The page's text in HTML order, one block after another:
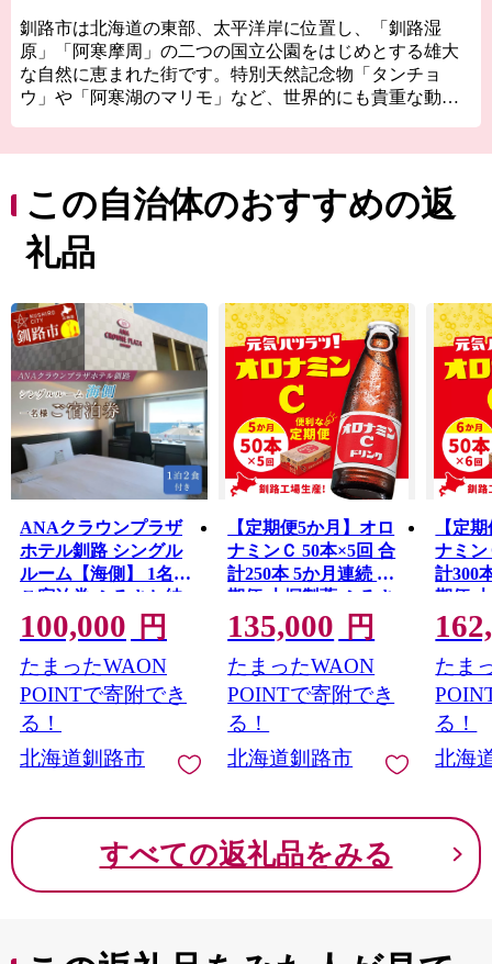
釧路市は北海道の東部、太平洋岸に位置し、「釧路湿
原」「阿寒摩周」の二つの国立公園をはじめとする雄大
な自然に恵まれた街です。特別天然記念物「タンチョ
ウ」や「阿寒湖のマリモ」など、世界的にも貴重な動植
いものが豊富なことも釧路の大きな魅力です！ 夏でも最
高気温が20℃前後と涼しく快適な釧路市は移住や長期滞
在にも適しています。
この自治体のおすすめの返
礼品
ANAクラウンプラザ
ホテル釧路 シングル
ルーム【海側】 1名様
ご宿泊券 ふるさと納
税 宿泊券 IHG・ANA
ホテルズ特集 北海道
釧路 ANA ANA限定
ANAクラウンプラザ
ホテル 宿泊券 F4F-
1014
100,000 円
たまったWAON
POINTで寄附でき
る！
北海道釧路市
【定期便5か月】オロ
ナミンＣ 50本×5回 合
計250本 5か月連続 定
期便 大塚製薬 ふるさ
と納税 定期 炭酸飲料
北海道
135,000 円
たまったWAON
POINTで寄附でき
る！
北海道釧路市
【定
ナミン
計300
期便
と納
北海道
たま
る！
北海
すべての返礼品をみる